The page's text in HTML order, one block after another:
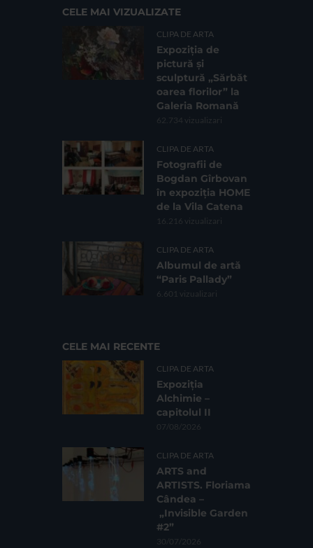
CELE MAI VIZUALIZATE
CLIPA DE ARTA
Expoziția de
pictură și
sculptură „Sărbăt
oarea florilor” la
Galeria Romană
62.734 vizualizari
CLIPA DE ARTA
Fotografii de
Bogdan Gîrbovan
în expoziția HOME
de la Vila Catena
16.216 vizualizari
CLIPA DE ARTA
Albumul de artă
“Paris Pallady”
6.601 vizualizari
CELE MAI RECENTE
CLIPA DE ARTA
Expoziția
Alchimie –
capitolul II
07/08/2026
CLIPA DE ARTA
ARTS and
ARTISTS. Floriama
Cândea –
„Invisible Garden
#2”
30/07/2026